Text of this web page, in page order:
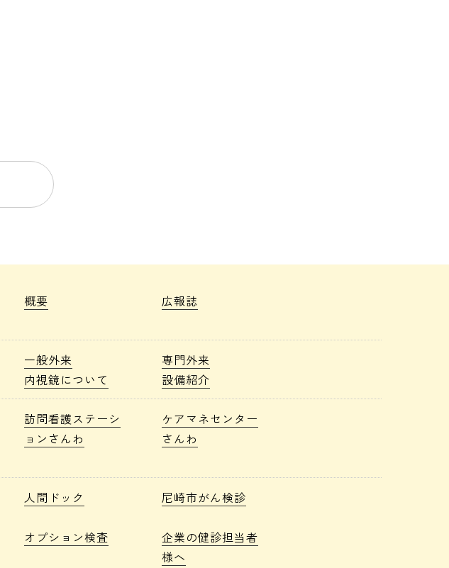
概要
広報誌
一般外来
専門外来
内視鏡について 設備紹介
訪問看護ステーシ
ョンさんわ
ケアマネセンター
さんわ
人間ドック 尼崎市がん検診
オプション検査
企業の健診担当者
様へ